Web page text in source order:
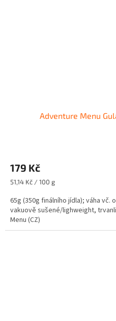
Adventure Menu
179 Kč
Měrná
51,14 Kč / 100 g
65g (350g finálního jídla); váha vč.
vakuově sušené/lighweight,
Menu (CZ)